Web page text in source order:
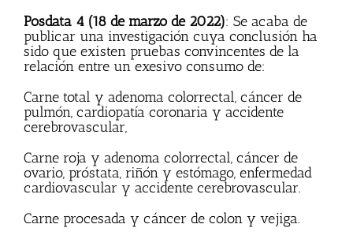
Posdata 4 (18 de marzo de 2022): Se acaba de
publicar una investigación cuya conclusión ha
sido que existen pruebas convincentes de la
relación entre un exesivo consumo de:
Carne total y adenoma colorrectal, cáncer de
pulmón, cardiopatía coronaria y accidente
cerebrovascular,
Carne roja y adenoma colorrectal, cáncer de
ovario, próstata, riñón y estómago, enfermedad
cardiovascular y accidente cerebrovascular.
Carne procesada y cáncer de colon y vejiga.